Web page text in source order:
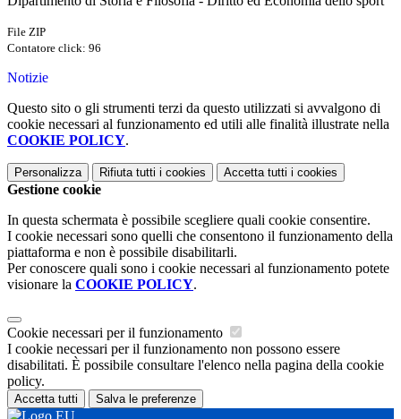
File ZIP
Contatore click: 96
Notizie
Questo sito o gli strumenti terzi da questo utilizzati si avvalgono di
cookie necessari al funzionamento ed utili alle finalità illustrate nella
COOKIE POLICY.
Personalizza Rifiuta tutti i cookies Accetta tutti i cookies
Gestione cookie
In questa schermata è possibile scegliere quali cookie consentire.
I cookie necessari sono quelli che consentono il funzionamento della
piattaforma e non è possibile disabilitarli.
Per conoscere quali sono i cookie necessari al funzionamento potete
visionare la COOKIE POLICY.
Cookie necessari per il funzionamento
I cookie necessari per il funzionamento non possono essere
disabilitati. È possibile consultare l'elenco nella pagina della cookie
policy.
Accetta tutti Salva le preferenze